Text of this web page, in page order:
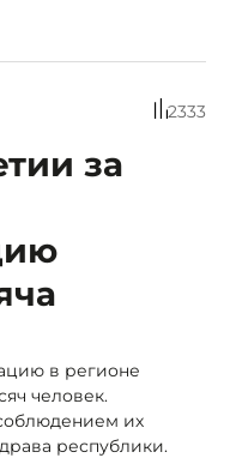
2333
за
в регионе
человек.
их
республики.